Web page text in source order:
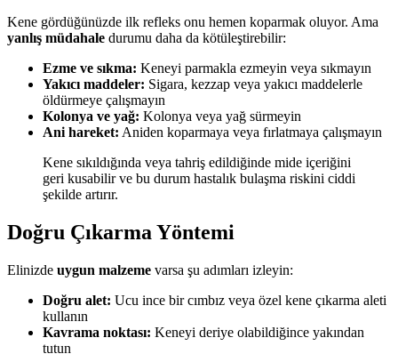
Kene gördüğünüzde ilk refleks onu hemen koparmak oluyor. Ama
yanlış müdahale durumu daha da kötüleştirebilir:
Ezme ve sıkma: Keneyi parmakla ezmeyin veya sıkmayın
Yakıcı maddeler: Sigara, kezzap veya yakıcı maddelerle
öldürmeye çalışmayın
Kolonya ve yağ: Kolonya veya yağ sürmeyin
Ani hareket: Aniden koparmaya veya fırlatmaya çalışmayın
Kene sıkıldığında veya tahriş edildiğinde mide içeriğini
geri kusabilir ve bu durum hastalık bulaşma riskini ciddi
şekilde artırır.
Doğru Çıkarma Yöntemi
Elinizde uygun malzeme varsa şu adımları izleyin:
Doğru alet: Ucu ince bir cımbız veya özel kene çıkarma aleti
kullanın
Kavrama noktası: Keneyi deriye olabildiğince yakından
tutun